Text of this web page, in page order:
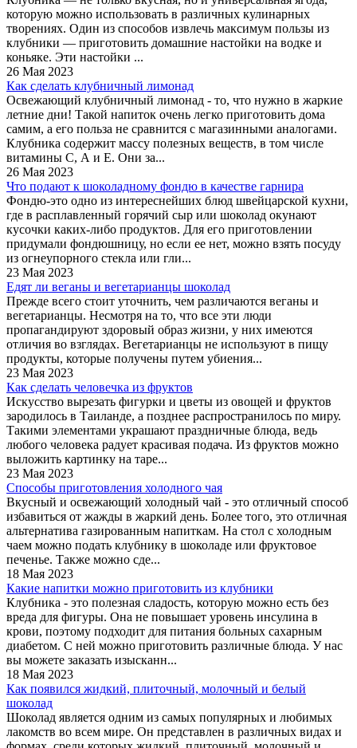
которую можно использовать в различных кулинарных
творениях. Один из способов извлечь максимум пользы из
клубники — приготовить домашние настойки на водке и
коньяке. Эти настойки ...
26 Мая 2023
Как сделать клубничный лимонад
Освежающий клубничный лимонад - то, что нужно в жаркие
летние дни! Такой напиток очень легко приготовить дома
самим, а его польза не сравнится с магазинными аналогами.
Клубника содержит массу полезных веществ, в том числе
витамины С, А и Е. Они за...
26 Мая 2023
Что подают к шоколадному фондю в качестве гарнира
Фондю-это одно из интереснейших блюд швейцарской кухни,
где в расплавленный горячий сыр или шоколад окунают
кусочки каких-либо продуктов. Для его приготовлении
придумали фондюшницу, но если ее нет, можно взять посуду
из огнеупорного стекла или гли...
23 Мая 2023
Едят ли веганы и вегетарианцы шоколад
Прежде всего стоит уточнить, чем различаются веганы и
вегетарианцы. Несмотря на то, что все эти люди
пропагандируют здоровый образ жизни, у них имеются
отличия во взглядах. Вегетарианцы не используют в пищу
продукты, которые получены путем убиения...
23 Мая 2023
Как сделать человечка из фруктов
Искусство вырезать фигурки и цветы из овощей и фруктов
зародилось в Таиланде, а позднее распространилось по миру.
Такими элементами украшают праздничные блюда, ведь
любого человека радует красивая подача. Из фруктов можно
выложить картинку на таре...
23 Мая 2023
Способы приготовления холодного чая
Вкусный и освежающий холодный чай - это отличный способ
избавиться от жажды в жаркий день. Более того, это отличная
альтернатива газированным напиткам. На стол с холодным
чаем можно подать клубнику в шоколаде или фруктовое
печенье. Также можно сде...
18 Мая 2023
Какие напитки можно приготовить из клубники
Клубника - это полезная сладость, которую можно есть без
вреда для фигуры. Она не повышает уровень инсулина в
крови, поэтому подходит для питания больных сахарным
диабетом. С ней можно приготовить различные блюда. У нас
вы можете заказать изысканн...
18 Мая 2023
Как появился жидкий, плиточный, молочный и белый
шоколад
Шоколад является одним из самых популярных и любимых
лакомств во всем мире. Он представлен в различных видах и